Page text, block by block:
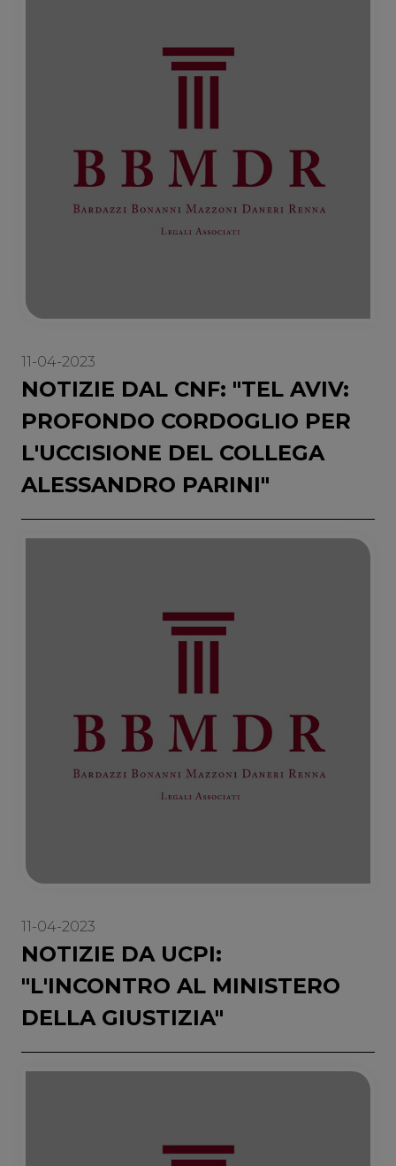
11-04-2023
NOTIZIE DAL CNF: "TEL AVIV:
PROFONDO CORDOGLIO PER
L'UCCISIONE DEL COLLEGA
ALESSANDRO PARINI"
11-04-2023
NOTIZIE DA UCPI:
"L'INCONTRO AL MINISTERO
DELLA GIUSTIZIA"